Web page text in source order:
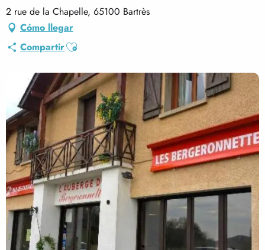
2 rue de la Chapelle, 65100 Bartrès
Cómo llegar
CompartirAjouter aux favoris